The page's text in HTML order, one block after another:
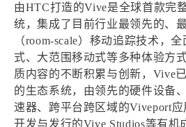
由HTC打造的Vive是全球首款完
统，集成了目前行业最领先的、
（room-scale）移动追踪技术，
式、大范围移动式等多种体验方
质内容的不断积累与创新，Vive
的生态系统，由领先的硬件设备
速器、跨平台跨区域的Viveport
开发与发行的Vive Studios等有机